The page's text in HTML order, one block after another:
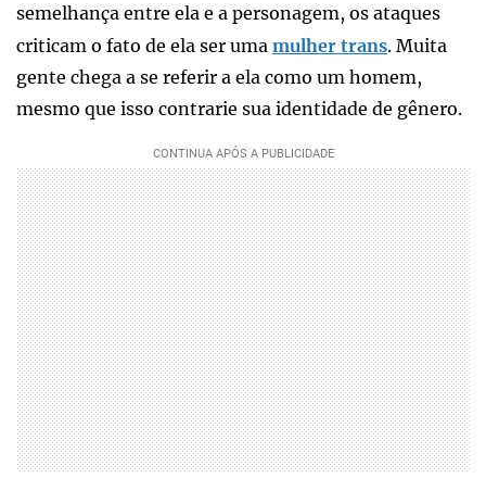
semelhança entre ela e a personagem, os ataques
criticam o fato de ela ser uma mulher trans. Muita
gente chega a se referir a ela como um homem,
mesmo que isso contrarie sua identidade de gênero.